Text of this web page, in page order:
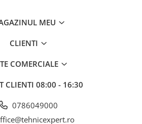
MEU
CLIENTI
COMERCIALE
CLIENTI 08:00 - 16:30
0786049000